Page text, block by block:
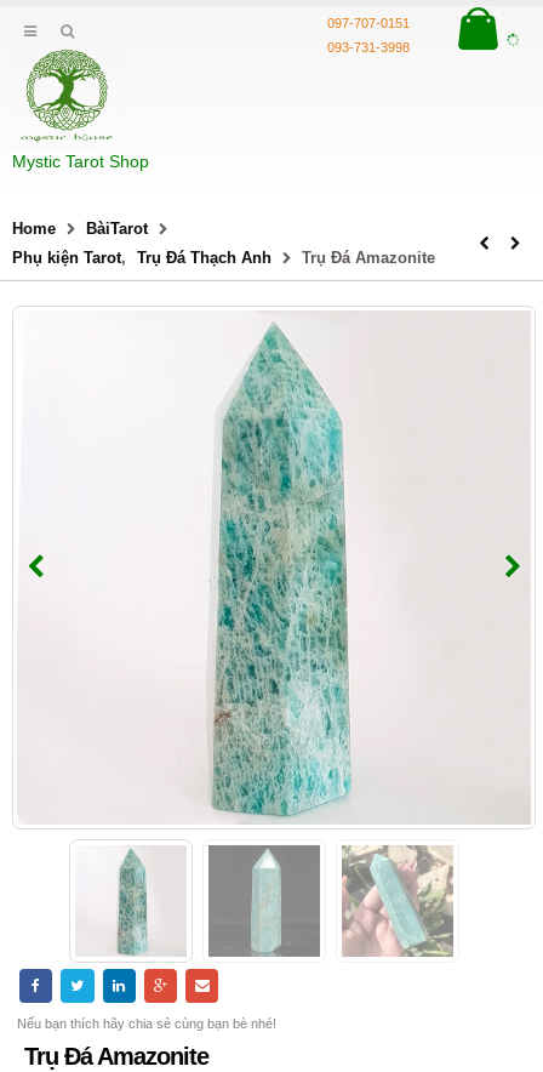
Mystic Tarot Shop
097-707-0151
093-731-3998
Home
BàiTarot
Phụ kiện Tarot, Trụ Đá Thạch Anh Trụ Đá Amazonite
Nếu bạn thích hãy chia sẻ cùng bạn bè nhé!
Trụ Đá Amazonite